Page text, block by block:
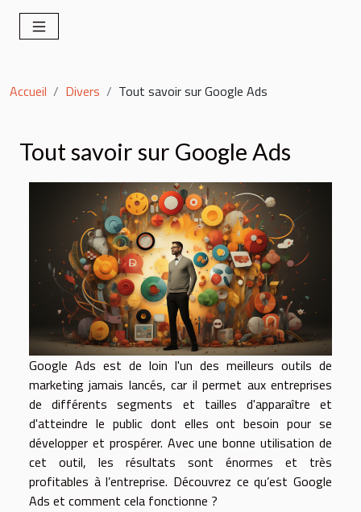
Accueil Divers Tout savoir sur Google Ads
Tout savoir sur Google Ads
Google Ads est de loin l'un des meilleurs outils de
marketing jamais lancés, car il permet aux entreprises
de différents segments et tailles d'apparaître et
d'atteindre le public dont elles ont besoin pour se
développer et prospérer. Avec une bonne utilisation de
cet outil, les résultats sont énormes et très
profitables à l’entreprise. Découvrez ce qu’est Google
Ads et comment cela fonctionne ?